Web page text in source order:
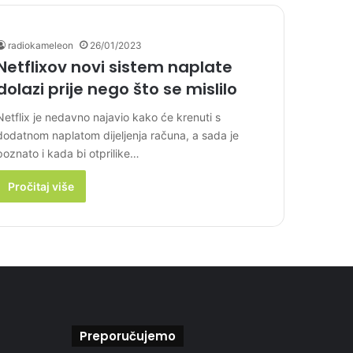
radiokameleon 26/01/2023
novi sistem naplate
prije nego što se mislilo
je nedavno najavio kako će krenuti s
naplatom dijeljenja računa, a sada je
i kada bi otprilike…
Pročitaj više
Preporučujemo